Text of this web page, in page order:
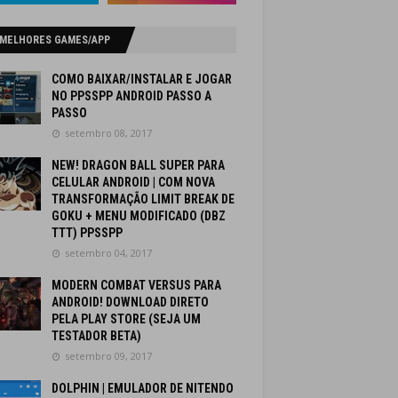
GAMES/APP
COMO BAIXAR/INSTALAR E JOGAR
NO PPSSPP ANDROID PASSO A
PASSO
setembro 08, 2017
NEW! DRAGON BALL SUPER PARA
CELULAR ANDROID | COM NOVA
TRANSFORMAÇÃO LIMIT BREAK DE
GOKU + MENU MODIFICADO (DBZ
TTT) PPSSPP
setembro 04, 2017
MODERN COMBAT VERSUS PARA
ANDROID! DOWNLOAD DIRETO
PELA PLAY STORE (SEJA UM
TESTADOR BETA)
setembro 09, 2017
DOLPHIN | EMULADOR DE NITENDO